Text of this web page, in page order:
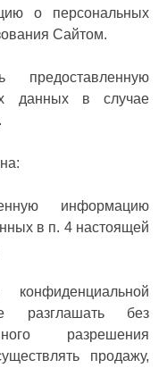
о персональных
Сайтом.
предоставленную
данных в случае
информацию
в п. 4 настоящей
без
разрешения
продажу,